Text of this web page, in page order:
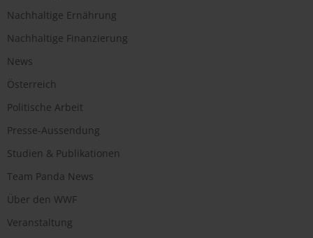
Nachhaltige Ernährung
Nachhaltige Finanzierung
News
Österreich
Politische Arbeit
Presse-Aussendung
Studien & Publikationen
Team Panda News
Über den WWF
Veranstaltung